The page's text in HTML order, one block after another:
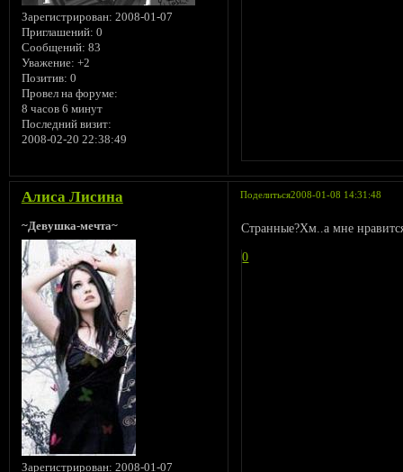
Зарегистрирован: 2008-01-07
Приглашений: 0
Сообщений: 83
Уважение: +2
Позитив: 0
Провел на форуме:
8 часов 6 минут
Последний визит:
2008-02-20 22:38:49
Поделиться2008-01-08 14:31:48
Алиса Лисина
~Девушка-мечта~
Зарегистрирован: 2008-01-07
Странные?Хм..а мне
0